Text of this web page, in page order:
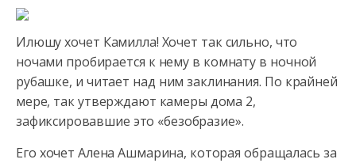
Илюшу хочет Камилла! Хочет так сильно, что
ночами пробирается к нему в комнату в ночной
рубашке, и читает над ним заклинания. По крайней
мере, так утверждают камеры дома 2,
зафиксировавшие это «безобразие».
Его хочет Алена Ашмарина, которая обращалась за